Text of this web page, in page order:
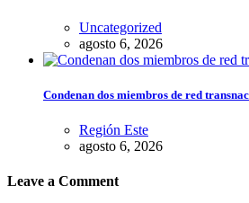
Uncategorized
agosto 6, 2026
Condenan dos miembros de red
Región Este
agosto 6, 2026
Leave a Comment